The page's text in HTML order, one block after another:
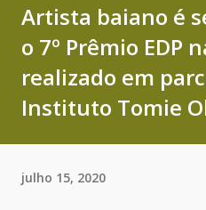
Artista baiano é
o 7º Prêmio EDP
realizado em
Instituto Tomie
julho 15, 2020